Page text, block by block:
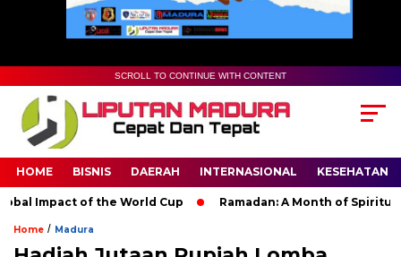
SCROLL TO CONTINUE WITH CONTENT
HOME BISNIS DAERAH INTERNASIONAL KESEHATAN
Impact of the World Cup Ramadan: A Month of Spiritual
Home / Madura